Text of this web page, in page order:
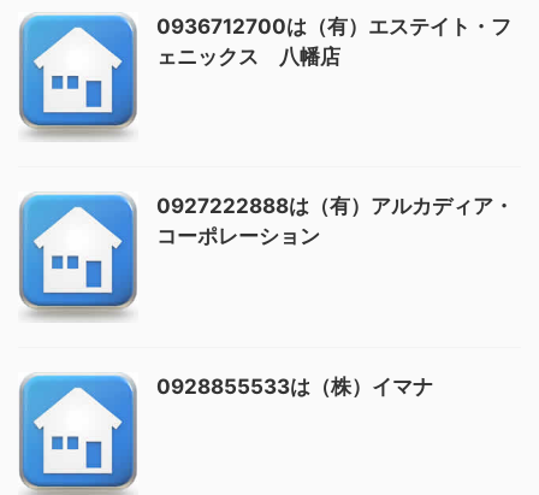
0936712700は（有）エステイト・フ
ェニックス 八幡店
0927222888は（有）アルカディア・
コーポレーション
0928855533は（株）イマナ